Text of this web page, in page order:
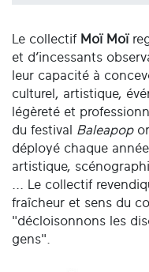
Le collectifMoï Moï
et d’incessants
leur capacité à
culturel, artistique,
légèreté et
du festival Baleapop
déployé chaque
artistique,
... Le collectif
fraîcheur et sens du
"décloisonnons les
gens".